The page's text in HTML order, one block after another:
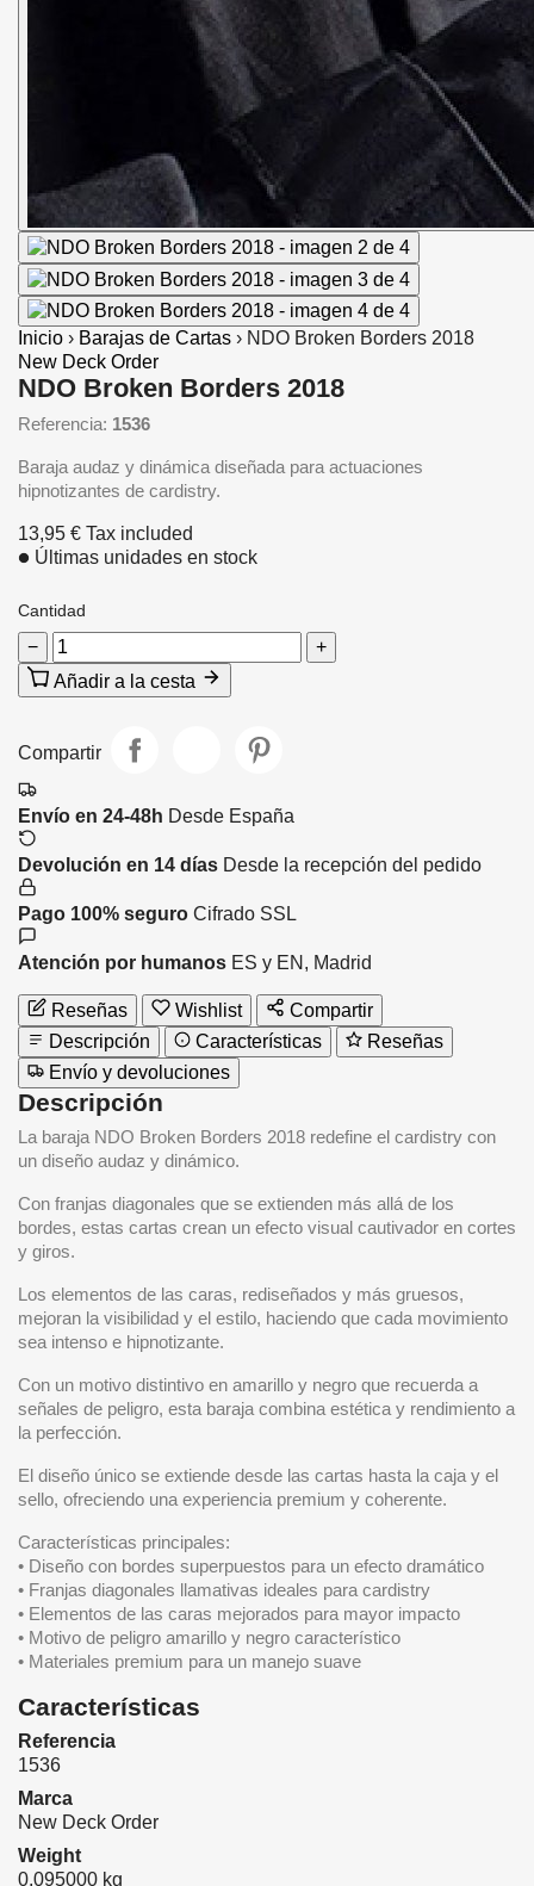
Inicio › Barajas de Cartas › NDO Broken Borders 2018
New Deck Order
NDO Broken Borders 2018
Referencia: 1536
Baraja audaz y dinámica diseñada para actuaciones
hipnotizantes de cardistry.
13,95 € Tax included
Últimas unidades en stock
Cantidad
−
+
Añadir a la cesta
Compartir
Envío en 24-48h Desde España
Devolución en 14 días Desde la recepción del pedido
Pago 100% seguro Cifrado SSL
Atención por humanos ES y EN, Madrid
Reseñas Wishlist
Compartir
Descripción
Características
Reseñas
Envío y devoluciones
Descripción
La baraja NDO Broken Borders 2018 redefine el cardistry con
un diseño audaz y dinámico.
Con franjas diagonales que se extienden más allá de los
bordes, estas cartas crean un efecto visual cautivador en cortes
y giros.
Los elementos de las caras, rediseñados y más gruesos,
mejoran la visibilidad y el estilo, haciendo que cada movimiento
sea intenso e hipnotizante.
Con un motivo distintivo en amarillo y negro que recuerda a
señales de peligro, esta baraja combina estética y rendimiento a
la perfección.
El diseño único se extiende desde las cartas hasta la caja y el
sello, ofreciendo una experiencia premium y coherente.
Características principales:
• Diseño con bordes superpuestos para un efecto dramático
• Franjas diagonales llamativas ideales para cardistry
• Elementos de las caras mejorados para mayor impacto
• Motivo de peligro amarillo y negro característico
• Materiales premium para un manejo suave
Características
Referencia
1536
Marca
New Deck Order
Weight
0.095000 kg